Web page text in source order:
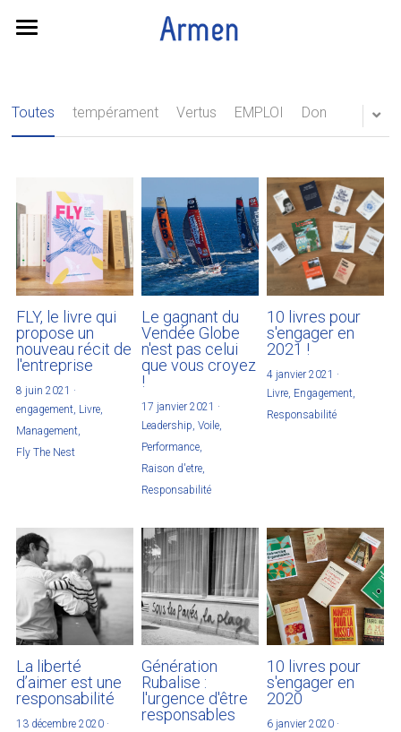
Découvrez Avolaré
Toutes tempérament Vertus EMPLOI Don
FLY, le livre qui
propose un
nouveau récit de
l'entreprise
8 juin 2021 ·
engagement, Livre,
Management,
Fly The Nest
Le gagnant du
Vendée Globe
n'est pas celui
que vous croyez
!
17 janvier 2021 ·
Leadership, Voile,
Performance,
Raison d'etre,
Responsabilité
10 livres pour
s'engager en
2021 !
4 janvier 2021 ·
Livre, Engagement,
Responsabilité
La liberté
d’aimer est une
responsabilité
13 décembre 2020·
Génération
Rubalise :
l'urgence d'être
responsables
10 livres pour
s'engager en
2020
6 janvier 2020·